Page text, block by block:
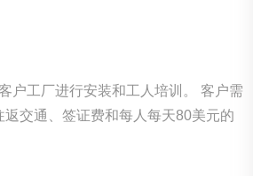
户工厂进行安装和工人培训。 客户需
交通、签证费和每人每天80美元的